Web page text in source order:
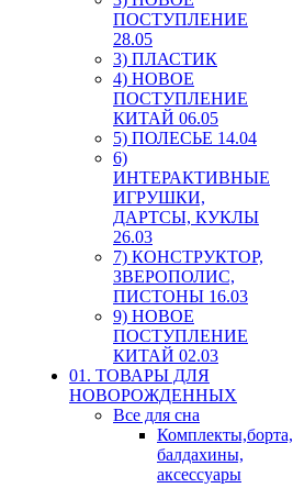
ПОСТУПЛЕНИЕ
28.05
3) ПЛАСТИК
4) НОВОЕ
ПОСТУПЛЕНИЕ
КИТАЙ 06.05
5) ПОЛЕСЬЕ 14.04
6)
ИНТЕРАКТИВНЫЕ
ИГРУШКИ,
ДАРТСЫ, КУКЛЫ
26.03
7) КОНСТРУКТОР,
ЗВЕРОПОЛИС,
ПИСТОНЫ 16.03
9) НОВОЕ
ПОСТУПЛЕНИЕ
КИТАЙ 02.03
01. ТОВАРЫ ДЛЯ
НОВОРОЖДЕННЫХ
Все для сна
Комплекты,борта,
балдахины,
аксессуары